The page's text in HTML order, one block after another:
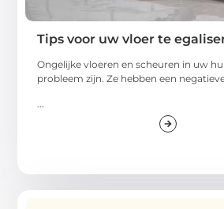
Tips voor uw vloer te
Ongelijke vloeren en scheuren in uw
probleem zijn. Ze hebben een
...